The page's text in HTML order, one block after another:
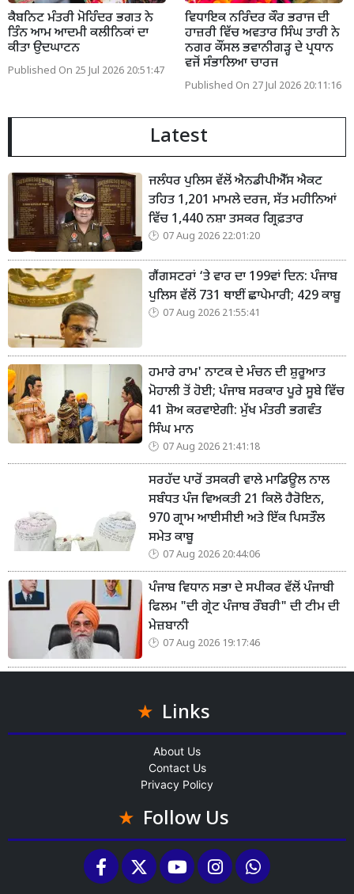
ਕੈਬਨਿਟ ਮੰਤਰੀ ਮੋਹਿੰਦਰ ਭਗਤ ਨੇ
ਤਿੰਨ ਆਮ ਆਦਮੀ ਕਲੀਨਿਕਾਂ ਦਾ
ਕੀਤਾ ਉਦਘਾਟਨ
Published On 25 Jul 2026 20:51:47
ਵਿਧਾਇਕ ਨਰਿੰਦਰ ਕੌਰ ਭਰਾਜ ਦੀ
ਹਾਜ਼ਰੀ ਵਿੱਚ ਅਵਤਾਰ ਸਿੰਘ ਤਾਰੀ ਨੇ
ਨਗਰ ਕੌਂਸਲ ਭਵਾਨੀਗੜ੍ਹ ਦੇ ਪ੍ਰਧਾਨ
ਵਜੋਂ ਸੰਭਾਲਿਆ ਚਾਰਜ
Published On 27 Jul 2026 20:11:16
Latest
ਜਲੰਧਰ ਪੁਲਿਸ ਵੱਲੋਂ ਐਨਡੀਪੀਐੱਸ ਐਕਟ
ਤਹਿਤ 1,201 ਮਾਮਲੇ ਦਰਜ, ਸੱਤ ਮਹੀਨਿਆਂ
ਵਿੱਚ 1,440 ਨਸ਼ਾ ਤਸਕਰ ਗ੍ਰਿਫ਼ਤਾਰ
07 Aug 2026 22:01:20
ਗੈਂਗਸਟਰਾਂ ‘ਤੇ ਵਾਰ ਦਾ 199ਵਾਂ ਦਿਨ: ਪੰਜਾਬ
ਪੁਲਿਸ ਵੱਲੋਂ 731 ਥਾਈਂ ਛਾਪੇਮਾਰੀ; 429 ਕਾਬੂ
07 Aug 2026 21:55:41
ਹਮਾਰੇ ਰਾਮ' ਨਾਟਕ ਦੇ ਮੰਚਨ ਦੀ ਸ਼ੁਰੂਆਤ
ਮੋਹਾਲੀ ਤੋਂ ਹੋਈ; ਪੰਜਾਬ ਸਰਕਾਰ ਪੂਰੇ ਸੂਬੇ ਵਿੱਚ
41 ਸ਼ੋਅ ਕਰਵਾਏਗੀ: ਮੁੱਖ ਮੰਤਰੀ ਭਗਵੰਤ
ਸਿੰਘ ਮਾਨ
07 Aug 2026 21:41:18
ਸਰਹੱਦ ਪਾਰੋਂ ਤਸਕਰੀ ਵਾਲੇ ਮਾਡਿਊਲ ਨਾਲ
ਸਬੰਧਤ ਪੰਜ ਵਿਅਕਤੀ 21 ਕਿਲੋ ਹੈਰੋਇਨ,
970 ਗ੍ਰਾਮ ਆਈਸੀਈ ਅਤੇ ਇੱਕ ਪਿਸਤੌਲ
ਸਮੇਤ ਕਾਬੂ
07 Aug 2026 20:44:06
ਪੰਜਾਬ ਵਿਧਾਨ ਸਭਾ ਦੇ ਸਪੀਕਰ ਵੱਲੋਂ ਪੰਜਾਬੀ
ਫਿਲਮ "ਦੀ ਗ੍ਰੇਟ ਪੰਜਾਬ ਰੌਬਰੀ" ਦੀ ਟੀਮ ਦੀ
ਮੇਜ਼ਬਾਨੀ
07 Aug 2026 19:17:46
Links
About Us
Contact Us
Privacy Policy
Follow Us